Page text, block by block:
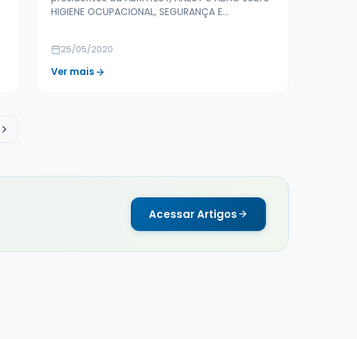
HIGIENE OCUPACIONAL, SEGURANÇA E…
25/05/2020
Ver mais
Acessar Artigos